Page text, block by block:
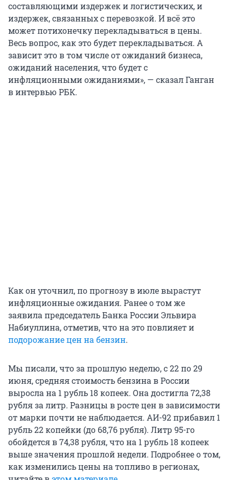
составляющими издержек и логистических, и
издержек, связанных с перевозкой. И всё это
может потихонечку перекладываться в цены.
Весь вопрос, как это будет перекладываться. А
зависит это в том числе от ожиданий бизнеса,
ожиданий населения, что будет с
инфляционными ожиданиями», — сказал Ганган
в интервью РБК.
Как он уточнил, по прогнозу в июле вырастут
инфляционные ожидания. Ранее о том же
заявила председатель Банка России Эльвира
Набиуллина, отметив, что на это повлияет и
подорожание цен на бензин.
Мы писали, что за прошлую неделю, с 22 по 29
июня, средняя стоимость бензина в России
выросла на 1 рубль 18 копеек. Она достигла 72,38
рубля за литр. Разницы в росте цен в зависимости
от марки почти не наблюдается. АИ-92 прибавил 1
рубль 22 копейки (до 68,76 рубля). Литр 95-го
обойдется в 74,38 рубля, что на 1 рубль 18 копеек
выше значения прошлой недели. Подробнее о том,
как изменились цены на топливо в регионах,